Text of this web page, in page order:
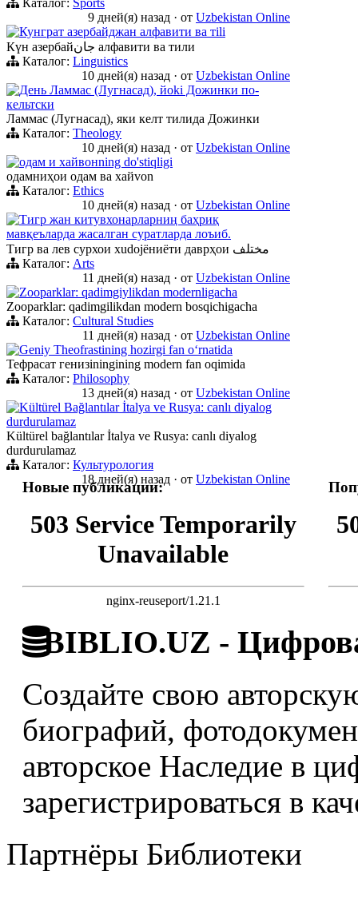
Каталог: Sports
9 дней(я) назад · от Uzbekistan Online
Кунграт азербайджан алфавити ва тili
Күн азербайجان алфавити ва тили
Каталог: Linguistics
10 дней(я) назад · от Uzbekistan Online
День Ламмас (Лугнасад), йoki Дожинки по-
кельтски
Ламмас (Лугнасад), яки келт тилида Дожинки
Каталог: Theology
10 дней(я) назад · от Uzbekistan Online
одам и хайвонning do'stiqligi
одамниҳои одам ва хайvon
Каталог: Ethics
10 дней(я) назад · от Uzbekistan Online
Тигр жан китувхонарларниң баҳриқ
мавқеъларда жасалган суратларда лоъиб.
Тигр ва лев сурхои хudojёниёти даврҳои مختلف
Каталог: Arts
11 дней(я) назад · от Uzbekistan Online
Zooparklar: qadimgiylikdan modernligacha
Zooparklar: qadimgilikdan modern bosqichigacha
Каталог: Cultural Studies
11 дней(я) назад · от Uzbekistan Online
Geniy Theofrastining hozirgi fan oʻrnatida
Тефрасат генизiningining modern fan oqimida
Каталог: Philosophy
13 дней(я) назад · от Uzbekistan Online
Kültürel Bağlantılar İtalya ve Rusya: canlı diyalog
durdurulamaz
Kültürel bağlantılar İtalya ve Rusya: canlı diyalog
durdurulamaz
Каталог: Культурология
18 дней(я) назад · от Uzbekistan Online
Новые публикации:
503 Service Temporarily
Unavailable
nginx-reuseport/1.21.1
BIBLIO.UZ -
Создайте свою
биографий,
авторское Наследие в
зарегистрироваться в
Партнёры Библиотеки